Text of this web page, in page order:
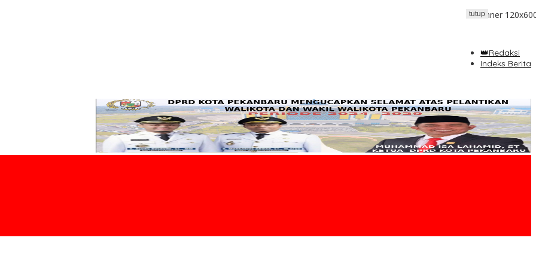
👑Redaksi
Indeks Berita
tutup